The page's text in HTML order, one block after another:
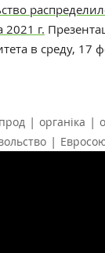
2021 г.
в среду, 17
| органіка |
|